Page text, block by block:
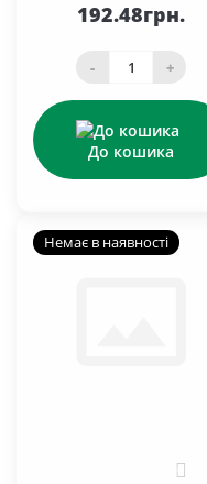
192.48грн.
- +
До кошика
Немає в наявності
0